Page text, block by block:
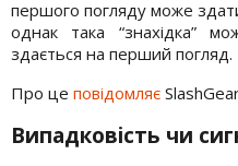
першого погляду може
однак така “знахідка”
здається на перший погляд.
Про це повідомляє
Випадковість чи